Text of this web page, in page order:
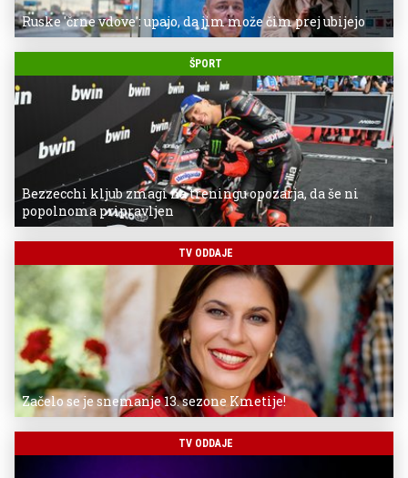
Ruske 'črne vdove': upajo, da jim može čim prej ubijejo
ŠPORT
Bezzecchi kljub zmagi na treningu opozarja, da še ni
popolnoma pripravljen
TV ODDAJE
Začelo se je snemanje 13. sezone Kmetije!
TV ODDAJE